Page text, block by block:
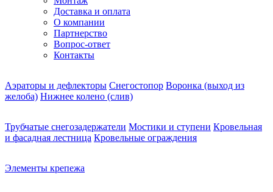
Доставка и оплата
О компании
Партнерство
Вопрос-ответ
Контакты
Аэраторы и дефлекторы Снегостопор Воронка (выход из
желоба) Нижнее колено (слив)
Трубчатые снегозадержатели Мостики и ступени Кровельная
и фасадная лестница Кровельные ограждения
Элементы крепежа